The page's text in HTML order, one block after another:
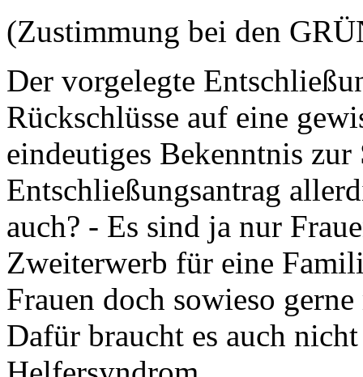
(Zustimmung bei den
Der vorgelegte
Rückschlüsse auf eine
eindeutiges Bekenntnis
Entschließungsantrag
auch? - Es sind ja nur
Zweiterwerb für eine
Frauen doch sowieso
Dafür braucht es auch